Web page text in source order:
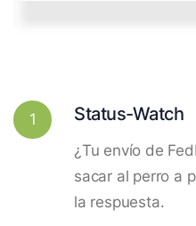
1 Status-Watch
¿Tu envío de
sacar al perro a
la respuesta.